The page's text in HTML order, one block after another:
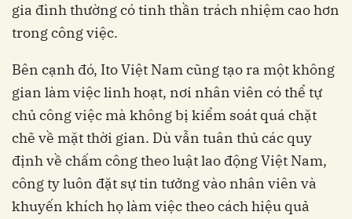
gia đình thường có tinh thần trách nhiệm cao hơn
trong công việc.
Bên cạnh đó, Ito Việt Nam cũng tạo ra một không
gian làm việc linh hoạt, nơi nhân viên có thể tự
chủ công việc mà không bị kiểm soát quá chặt
chẽ về mặt thời gian. Dù vẫn tuân thủ các quy
định về chấm công theo luật lao động Việt Nam,
công ty luôn đặt sự tin tưởng vào nhân viên và
khuyến khích họ làm việc theo cách hiệu quả